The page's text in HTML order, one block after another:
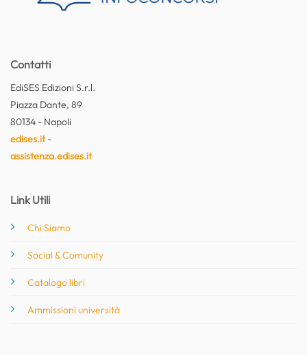
Contatti
EdiSES Edizioni S.r.l.
Piazza Dante, 89
80134 - Napoli
edises.it-
assistenza.edises.it
Link Utili
Chi Siamo
Social & Comunity
Catalogo libri
Ammissioni università